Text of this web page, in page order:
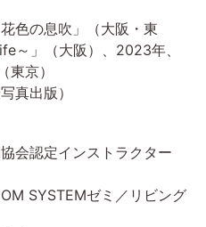
色の息吹」（大阪・東
～」（大阪）、2023年、
京）
真出版）
会認定インストラクター
SYSTEMゼミ／リビング